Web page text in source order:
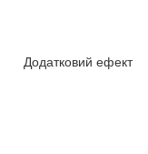
Додатковий ефект